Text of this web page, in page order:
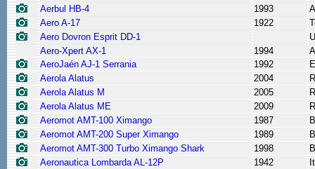
Aerbul HB-4
1993
Aero A-17
1922
Aero Dovron Esprit DD-1
Aero-Xpert AX-1
1994
AeroJaén AJ-1 Serrania
1992
Aerola Alatus
2004
Aerola Alatus M
2005
Aerola Alatus ME
2009
Aeromot AMT-100 Ximango
1987
Aeromot AMT-200 Super Ximango
1989
Aeromot AMT-300 Turbo Ximango Shark
1998
Aeronautica Lombarda AL-12P
1942